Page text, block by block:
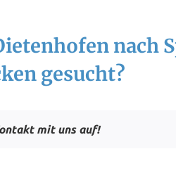
nach
gesucht?
mit uns auf!